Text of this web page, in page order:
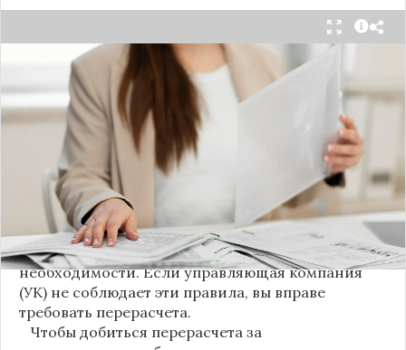
С 1 августа в квитанциях за жилищно-
коммунальные услуги введено важное
новшество. Как поясняет автор канала "ВЗО
ProДеньги", теперь уборка мест общего
пользования (МОП) выделена в отдельную
строку. Это дает жильцам четкое понимание, за
что именно они платят.
Новые нормы строго регламентируют частоту
уборки: мытье полов и лестниц должно
проводиться несколько раз в неделю, удаление
пыли – еженедельно, а уборка снега – по мере
необходимости. Если управляющая компания
(УК) не соблюдает эти правила, вы вправе
требовать перерасчета.
Чтобы добиться перерасчета за